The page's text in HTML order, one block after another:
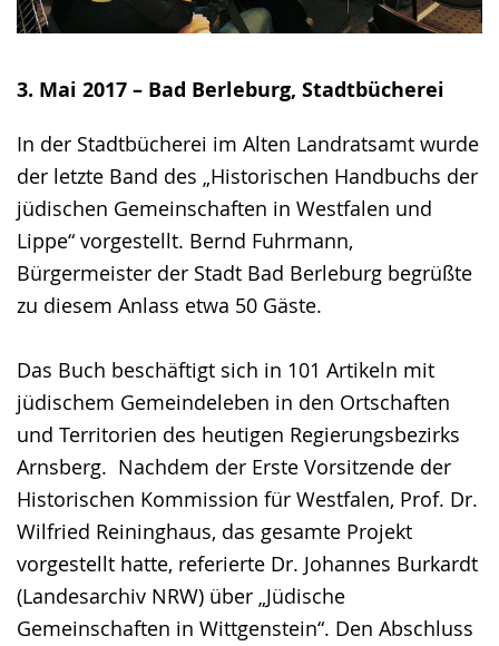
3. Mai 2017 – Bad Berleburg, Stadtbücherei
In der Stadtbücherei im Alten Landratsamt wurde
der letzte Band des „Historischen Handbuchs der
jüdischen Gemeinschaften in Westfalen und
Lippe“ vorgestellt. Bernd Fuhrmann,
Bürgermeister der Stadt Bad Berleburg begrüßte
zu diesem Anlass etwa 50 Gäste.
Das Buch beschäftigt sich in 101 Artikeln mit
jüdischem Gemeindeleben in den Ortschaften
und Territorien des heutigen Regierungsbezirks
Arnsberg. Nachdem der Erste Vorsitzende der
Historischen Kommission für Westfalen, Prof. Dr.
Wilfried Reininghaus, das gesamte Projekt
vorgestellt hatte, referierte Dr. Johannes Burkardt
(Landesarchiv NRW) über „Jüdische
Gemeinschaften in Wittgenstein“. Den Abschluss